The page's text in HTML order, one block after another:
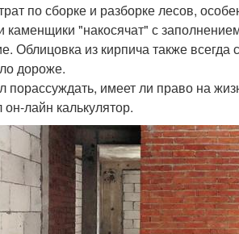
по сборке и разборке лесов,
каменщики "накосячат" с
Облицовка из кирпича также
дороже.
имеет ли право на
лайн калькулятор.